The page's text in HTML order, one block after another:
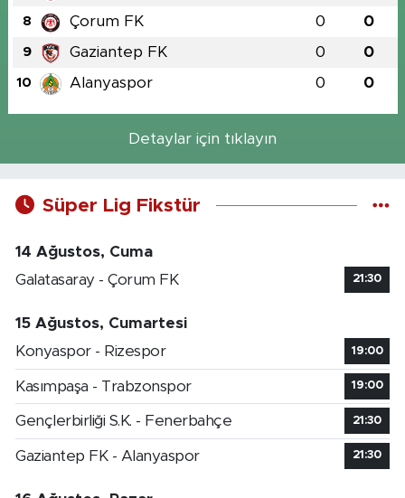
8 Çorum FK 0 0
9 Gaziantep FK 0 0
10 Alanyaspor 0 0
Detaylar için tıklayın
Süper Lig Fikstür
14 Ağustos, Cuma
Galatasaray - Çorum FK
21:30
15 Ağustos, Cumartesi
Konyaspor - Rizespor
19:00
Kasımpaşa - Trabzonspor 19:00
Gençlerbirliği S.K. - Fenerbahçe 21:30
Gaziantep FK - Alanyaspor 21:30